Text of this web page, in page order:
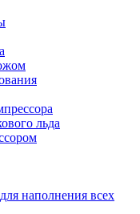
льда
наполнения всех